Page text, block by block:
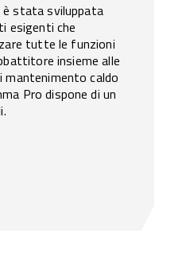
stata sviluppata
esigenti che
tutte le funzioni
insieme alle
mantenimento caldo
Pro dispone di un